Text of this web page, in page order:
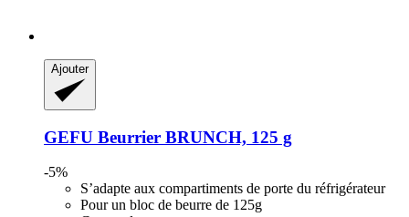
Ajouter
GEFU Beurrier BRUNCH, 125 g
-5%
S’adapte aux compartiments de porte du réfrigérateur
Pour un bloc de beurre de 125g